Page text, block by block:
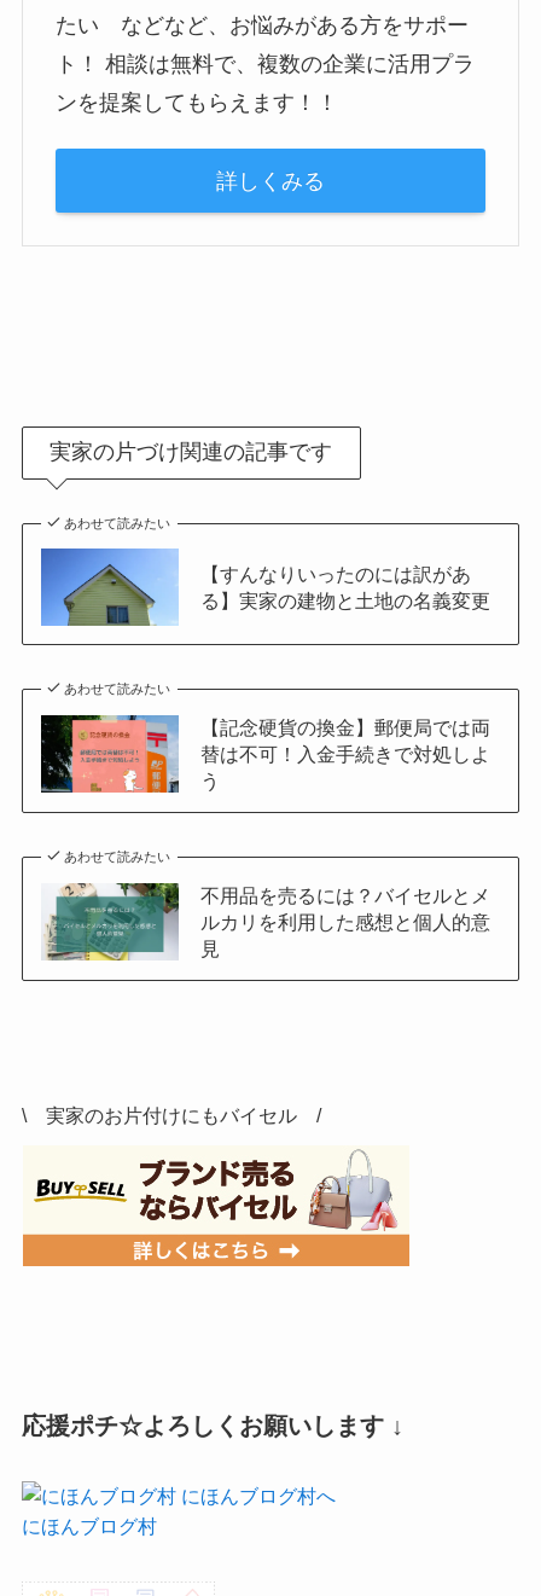
たい などなど、お悩みがある方をサポー
ト！ 相談は無料で、複数の企業に活用プラ
ンを提案してもらえます！！
詳しくみる
実家の片づけ関連の記事です
あわせて読みたい
【すんなりいったのには訳があ
る】実家の建物と土地の名義変更
あわせて読みたい
【記念硬貨の換金】郵便局では両
替は不可！入金手続きで対処しよ
う
あわせて読みたい
不用品を売るには？バイセルとメ
ルカリを利用した感想と個人的意
見
\ 実家のお片付けにもバイセル /
応援ポチ☆よろしくお願いします ↓
にほんブログ村